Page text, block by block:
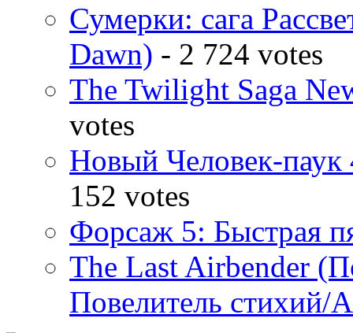
Сумерки: cага
Dawn) - 2 724 votes
The Twilight Saga
votes
Новый Человек-
152 votes
Форсаж 5: Быстрая
The Last Airbender
Повелитель стихий/